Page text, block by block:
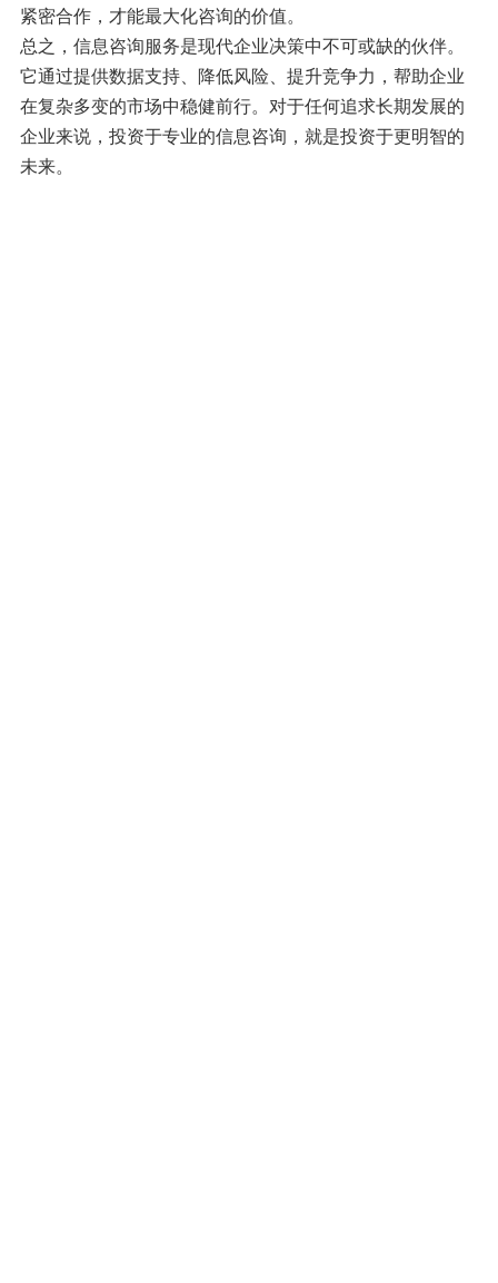
紧密合作，才能最大化咨询的价值。
总之，信息咨询服务是现代企业决策中不可或缺的伙伴。
它通过提供数据支持、降低风险、提升竞争力，帮助企业
在复杂多变的市场中稳健前行。对于任何追求长期发展的
企业来说，投资于专业的信息咨询，就是投资于更明智的
未来。